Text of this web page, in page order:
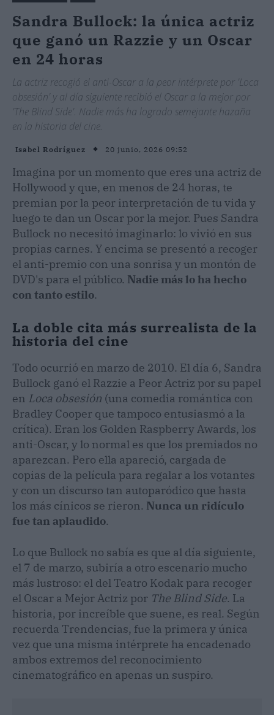
Sandra Bullock: la única actriz
que ganó un Razzie y un Oscar
en 24 horas
La actriz recogió el anti-Oscar a la peor intérprete por 'Loca
obsesión' y al día siguiente recibió el Oscar a la mejor por
'The Blind Side'. Nadie más ha logrado semejante hazaña
en la historia del cine.
Isabel Rodríguez 20 junio, 2026 09:52
Imagina por un momento que eres una actriz de
Hollywood y que, en menos de 24 horas, te
premian por la peor interpretación de tu vida y
luego te dan un Oscar por la mejor. Pues Sandra
Bullock no necesitó imaginarlo: lo vivió en sus
propias carnes. Y encima se presentó a recoger
el anti-premio con una sonrisa y un montón de
DVD's para el público. Nadie más lo ha hecho
con tanto estilo.
La doble cita más surrealista de la
historia del cine
Todo ocurrió en marzo de 2010. El día 6, Sandra
Bullock ganó el Razzie a Peor Actriz por su papel
en Loca obsesión (una comedia romántica con
Bradley Cooper que tampoco entusiasmó a la
crítica). Eran los Golden Raspberry Awards, los
anti-Oscar, y lo normal es que los premiados no
aparezcan. Pero ella apareció, cargada de
copias de la película para regalar a los votantes
y con un discurso tan autoparódico que hasta
los más cínicos se rieron. Nunca un ridículo
fue tan aplaudido.
Lo que Bullock no sabía es que al día siguiente,
el 7 de marzo, subiría a otro escenario mucho
más lustroso: el del Teatro Kodak para recoger
el Oscar a Mejor Actriz por The Blind Side. La
historia, por increíble que suene, es real. Según
recuerda Trendencias, fue la primera y única
vez que una misma intérprete ha encadenado
ambos extremos del reconocimiento
cinematográfico en apenas un suspiro.